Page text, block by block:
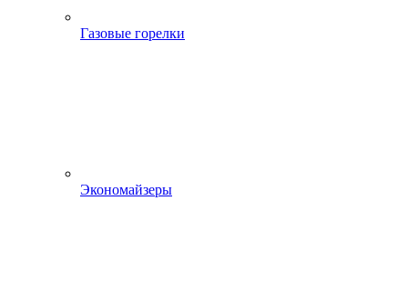
Газовые горелки
Экономайзеры